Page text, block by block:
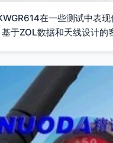
在一些测试中表
于ZOL数据和天线设计的